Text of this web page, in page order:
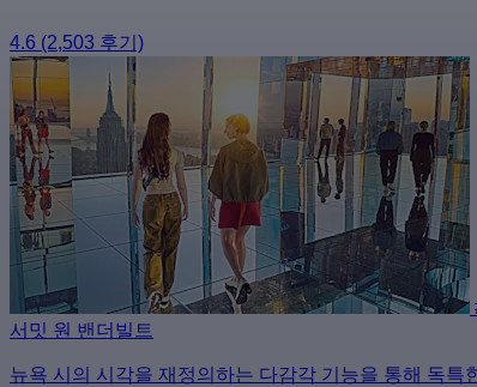
4.6 (2,503 후기)
서밋 원 밴더빌트
뉴욕 시의 시각을 재정의하는 다감각 기능을 통해 독